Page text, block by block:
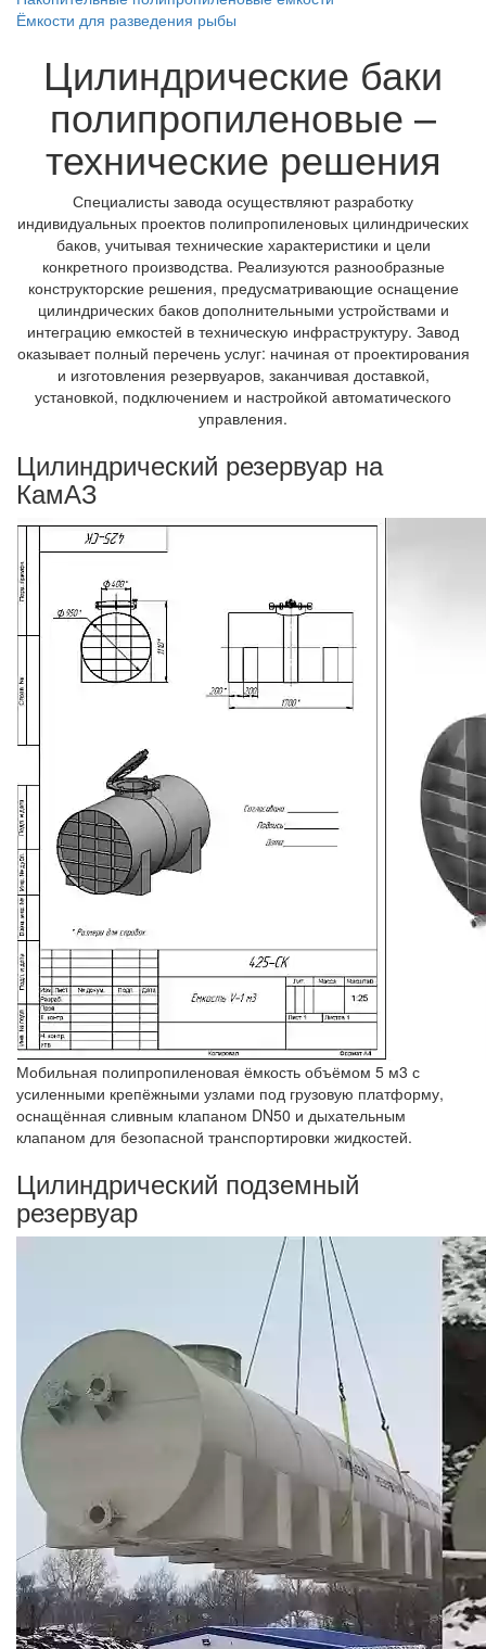
Ёмкости для разведения рыбы
Цилиндрические баки
полипропиленовые –
технические решения
Специалисты завода осуществляют разработку
индивидуальных проектов полипропиленовых цилиндрических
баков, учитывая технические характеристики и цели
конкретного производства. Реализуются разнообразные
конструкторские решения, предусматривающие оснащение
цилиндрических баков дополнительными устройствами и
интеграцию емкостей в техническую инфраструктуру. Завод
оказывает полный перечень услуг: начиная от проектирования
и изготовления резервуаров, заканчивая доставкой,
установкой, подключением и настройкой автоматического
управления.
Цилиндрический резервуар на
КамАЗ
Мобильная полипропиленовая ёмкость объёмом 5 м3 с
усиленными крепёжными узлами под грузовую платформу,
оснащённая сливным клапаном DN50 и дыхательным
клапаном для безопасной транспортировки жидкостей.
Цилиндрический подземный
резервуар